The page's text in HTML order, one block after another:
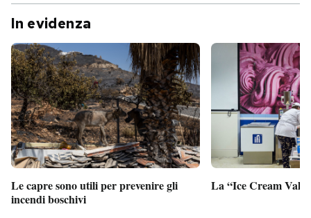
In evidenza
Le capre sono utili per prevenire gli
incendi boschivi
La “Ice Cream